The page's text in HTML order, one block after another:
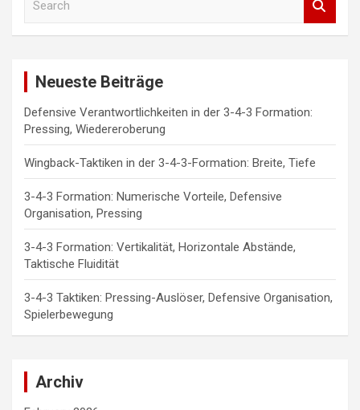
Neueste Beiträge
Defensive Verantwortlichkeiten in der 3-4-3 Formation:
Pressing, Wiedereroberung
Wingback-Taktiken in der 3-4-3-Formation: Breite, Tiefe
3-4-3 Formation: Numerische Vorteile, Defensive
Organisation, Pressing
3-4-3 Formation: Vertikalität, Horizontale Abstände,
Taktische Fluidität
3-4-3 Taktiken: Pressing-Auslöser, Defensive Organisation,
Spielerbewegung
Archiv